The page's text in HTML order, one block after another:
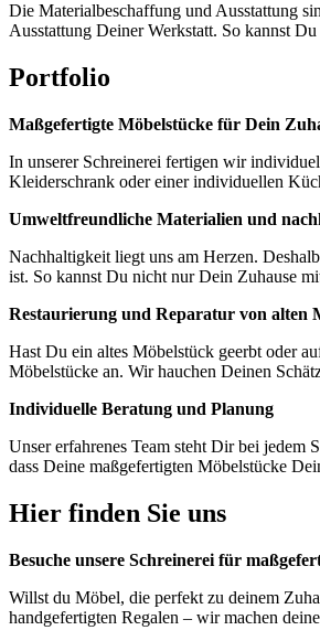
Die Materialbeschaffung und Ausstattung
Ausstattung Deiner Werkstatt. So kannst
Portfolio
Maßgefertigte Möbelstücke für Dein
In unserer Schreinerei fertigen wir
Kleiderschrank oder einer individuellen
Umweltfreundliche Materialien und
Nachhaltigkeit liegt uns am Herzen.
ist. So kannst Du nicht nur Dein Zuhause
Restaurierung und Reparatur von alten
Hast Du ein altes Möbelstück geerbt oder
Möbelstücke an. Wir hauchen Deinen
Individuelle Beratung und Planung
Unser erfahrenes Team steht Dir bei jedem
dass Deine maßgefertigten Möbelstücke
Hier finden Sie uns
Besuche unsere Schreinerei für
Willst du Möbel, die perfekt zu deinem
handgefertigten Regalen – wir machen